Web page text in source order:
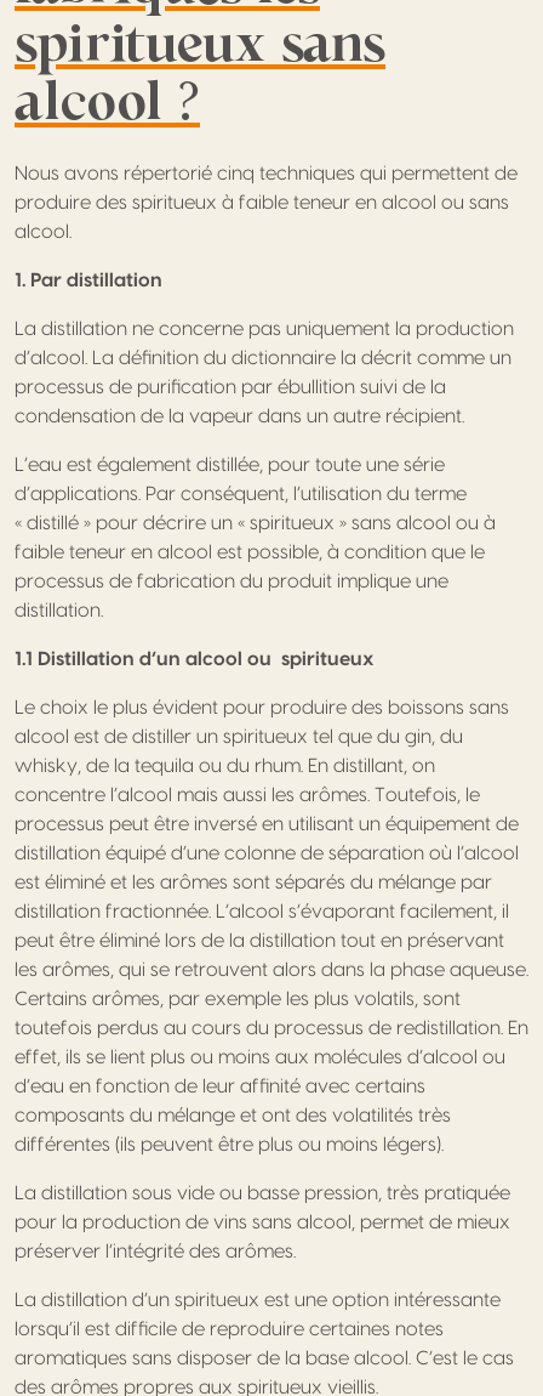
spiritueux sans
alcool ?
Nous avons répertorié cinq techniques qui permettent de
produire des spiritueux à faible teneur en alcool ou sans
alcool.
1. Par distillation
La distillation ne concerne pas uniquement la production
d’alcool. La définition du dictionnaire la décrit comme un
processus de purification par ébullition suivi de la
condensation de la vapeur dans un autre récipient.
L’eau est également distillée, pour toute une série
d’applications. Par conséquent, l’utilisation du terme
« distillé » pour décrire un « spiritueux » sans alcool ou à
faible teneur en alcool est possible, à condition que le
processus de fabrication du produit implique une
distillation.
1.1 Distillation d’un alcool ou spiritueux
Le choix le plus évident pour produire des boissons sans
alcool est de distiller un spiritueux tel que du gin, du
whisky, de la tequila ou du rhum. En distillant, on
concentre l’alcool mais aussi les arômes. Toutefois, le
processus peut être inversé en utilisant un équipement de
distillation équipé d’une colonne de séparation où l’alcool
est éliminé et les arômes sont séparés du mélange par
distillation fractionnée. L’alcool s’évaporant facilement, il
peut être éliminé lors de la distillation tout en préservant
les arômes, qui se retrouvent alors dans la phase aqueuse.
Certains arômes, par exemple les plus volatils, sont
toutefois perdus au cours du processus de redistillation. En
effet, ils se lient plus ou moins aux molécules d’alcool ou
d’eau en fonction de leur affinité avec certains
composants du mélange et ont des volatilités très
différentes (ils peuvent être plus ou moins légers).
La distillation sous vide ou basse pression, très pratiquée
pour la production de vins sans alcool, permet de mieux
préserver l’intégrité des arômes.
La distillation d’un spiritueux est une option intéressante
lorsqu’il est difficile de reproduire certaines notes
aromatiques sans disposer de la base alcool. C’est le cas
des arômes propres aux spiritueux vieillis.